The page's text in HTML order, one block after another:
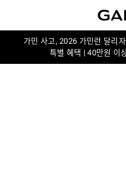
가민 사고, 2026 가민런 달리
특별 혜택 | 40만원 이